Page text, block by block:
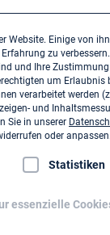
›
Website. Einige von
zu verbessern.
und Ihre
um Erlaubnis
verarbeitet werden
und
Sie in unserer
oder anpassen.
Gruppen,
Statistiken
essenzielle